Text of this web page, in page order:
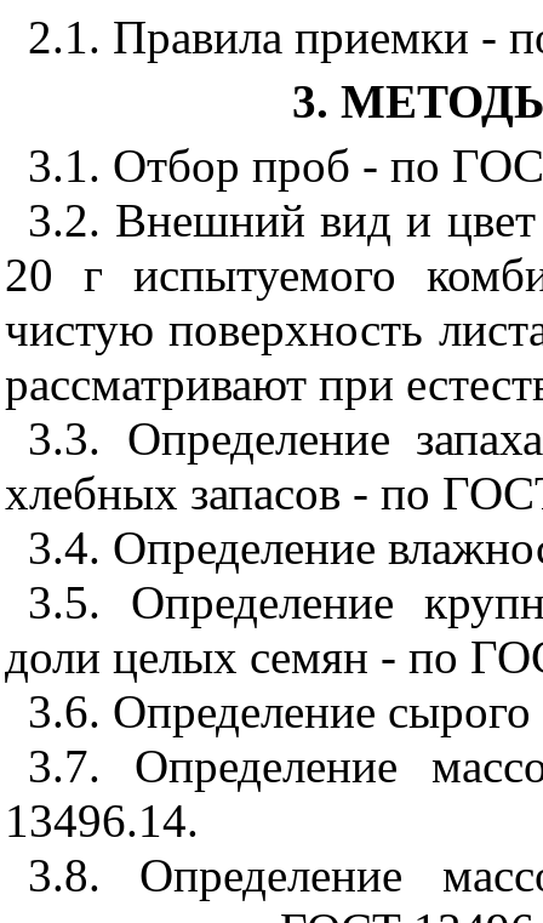
2.1. Правила приемки -
3.
3.1. Отбор проб - по
3.2. Внешний вид и цвет
20 г испытуемого
чистую поверхность
рассматривают при
3.3. Определение
хлебных запасов - по
3.4. Определение
3.5. Определение
доли целых семян - по
3.6. Определение
3.7. Определение
13496.14.
3.8. Определение